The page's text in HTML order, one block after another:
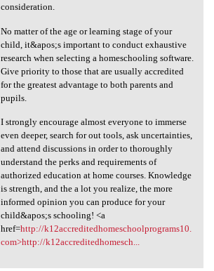
consideration.
No matter of the age or learning stage of your
child, it&apos;s important to conduct exhaustive
research when selecting a homeschooling software.
Give priority to those that are usually accredited
for the greatest advantage to both parents and
pupils.
I strongly encourage almost everyone to immerse
even deeper, search for out tools, ask uncertainties,
and attend discussions in order to thoroughly
understand the perks and requirements of
authorized education at home courses. Knowledge
is strength, and the a lot you realize, the more
informed opinion you can produce for your
child&apos;s schooling! <a
href=http://k12accreditedhomeschoolprograms10.
com>http://k12accreditedhomesch...